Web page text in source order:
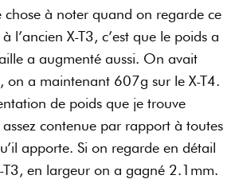
chose à noter quand on regarde ce
l’ancien X-T3, c’est que le poids a
a augmenté aussi. On avait
on a maintenant 607g sur le X-T4.
de poids que je trouve
contenue par rapport à toutes
apporte. Si on regarde en détail
en largeur on a gagné 2.1mm.